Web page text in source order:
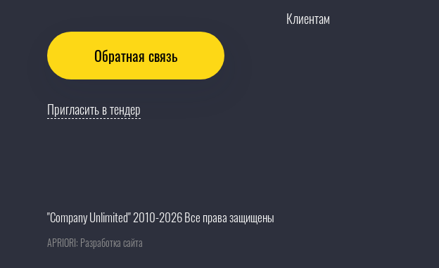
Обратная связь
Пригласить в тендер
Клиентам
"Company Unlimited" 2010-2026 Все права защищены
APRIORI: Разработка сайта